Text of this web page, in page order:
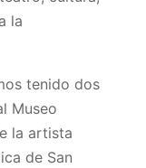
la
tenido dos
Museo
la artista
de San